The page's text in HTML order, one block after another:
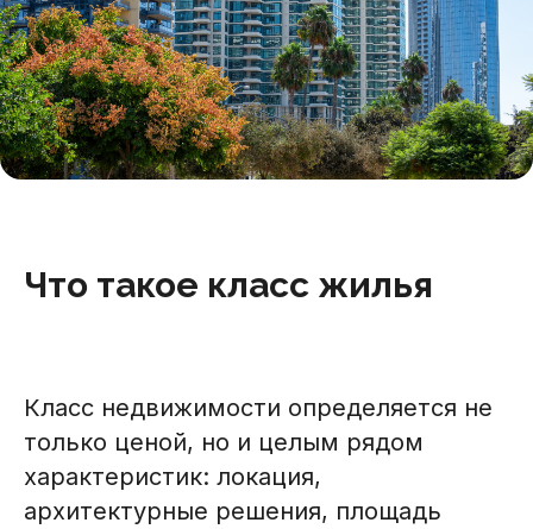
Что такое класс жилья
Класс недвижимости определяется не
только ценой, но и целым рядом
характеристик: локация,
архитектурные решения, площадь